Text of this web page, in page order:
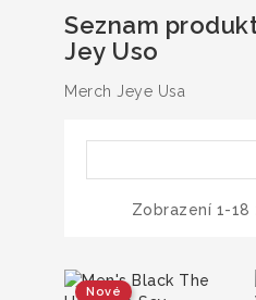
Seznam
Jey Uso
Merch Jeye Usa
Zobrazení 1-
Nové